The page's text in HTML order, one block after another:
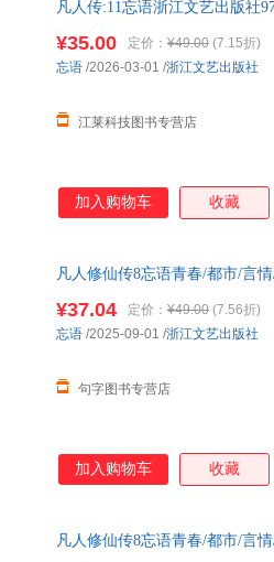
凡人传:11忘语浙江文艺出版社
¥35.00 定价： ¥49.00 (7.15折)
江莱科技图书专营店
忘语 /2026-03-01 /浙江文艺出版社
加入购物车 收藏
凡人修仙传8忘语青春/都市/言
¥37.04 定价： ¥49.00 (7.56折)
句字图书专营店
忘语 /2025-09-01 /浙江文艺出版社
加入购物车 收藏
凡人修仙传8忘语青春/都市/言